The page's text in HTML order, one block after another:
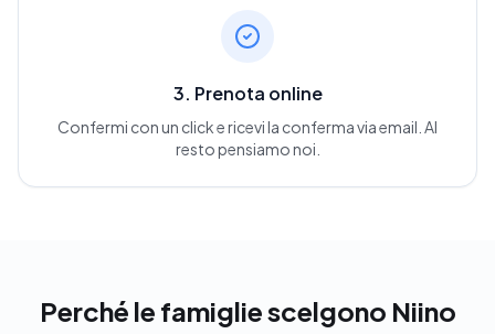
3. Prenota online
Confermi con un click e ricevi la conferma via email. Al
resto pensiamo noi.
Perché le famiglie scelgono Niino